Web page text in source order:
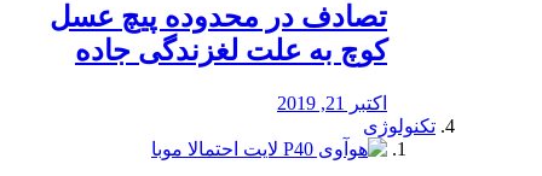
تصادف در محدوده پیچ عسل
کوچ به علت لغزندگی جاده
اکتبر 21, 2019
تکنولوژی